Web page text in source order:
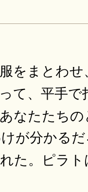
をまとわせ、
、平手で
なたたちの
が分かるだ
た。ピラト